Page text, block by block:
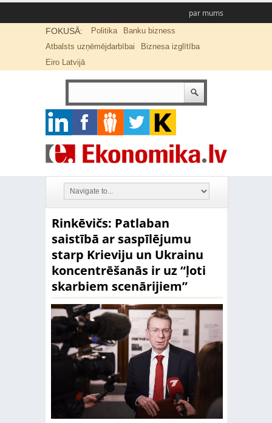
par mums
FOKUSĀ: Politika
Banku bizness
Atbalsts uzņēmējdarbībai
Biznesa izglītība
Eiro Latvijā
Rinkēvičs: Patlaban
saistībā ar saspīlējumu
starp Krieviju un Ukrainu
koncentrēšanās ir uz “ļoti
skarbiem scenārijiem”